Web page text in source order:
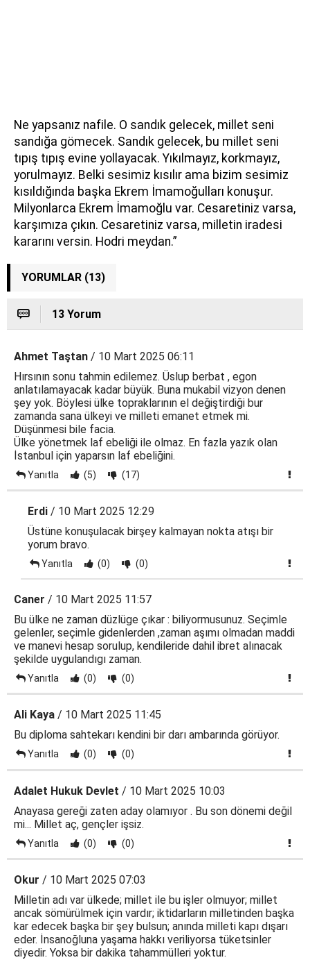
Ne yapsanız nafile. O sandık gelecek, millet seni
sandığa gömecek. Sandık gelecek, bu millet seni
tıpış tıpış evine yollayacak. Yıkılmayız, korkmayız,
yorulmayız. Belki sesimiz kısılır ama bizim sesimiz
kısıldığında başka Ekrem İmamoğulları konuşur.
Milyonlarca Ekrem İmamoğlu var. Cesaretiniz varsa,
karşımıza çıkın. Cesaretiniz varsa, milletin iradesi
kararını versin. Hodri meydan.”
YORUMLAR (13)
13 Yorum
Ahmet Taştan / 10 Mart 2025 06:11
Hırsının sonu tahmin edilemez. Üslup berbat , egon
anlatılamayacak kadar büyük. Buna mukabil vizyon denen
şey yok. Böylesi ülke topraklarının el değiştirdiği bur
zamanda sana ülkeyi ve milleti emanet etmek mi.
Düşünmesi bile facia.
Ülke yönetmek laf ebeliği ile olmaz. En fazla yazık olan
İstanbul için yaparsın laf ebeliğini.
Yanıtla (5) (17)
Erdi / 10 Mart 2025 12:29
Üstüne konuşulacak birşey kalmayan nokta atışı bir
yorum bravo.
Yanıtla (0) (0)
Caner / 10 Mart 2025 11:57
Bu ülke ne zaman düzlüge çıkar : biliyormusunuz. Seçimle
gelenler, seçimle gidenlerden ,zaman aşımı olmadan maddi
ve manevi hesap sorulup, kendileride dahil ibret alınacak
şekilde uygulandıgı zaman.
Yanıtla (0) (0)
Ali Kaya / 10 Mart 2025 11:45
Bu diploma sahtekarı kendini bir darı ambarında görüyor.
Yanıtla (0) (0)
Adalet Hukuk Devlet / 10 Mart 2025 10:03
Anayasa gereği zaten aday olamıyor . Bu son dönemi değil
mi... Millet aç, gençler işsiz.
Yanıtla (0) (0)
Okur / 10 Mart 2025 07:03
Milletin adı var ülkede; millet ile bu işler olmuyor; millet
ancak sömürülmek için vardır; iktidarların milletinden başka
kar edecek başka bir şey bulsun; anında milleti kapı dışarı
eder. İnsanoğluna yaşama hakkı veriliyorsa tüketsinler
diyedir. Yoksa bir dakika tahammülleri yoktur.